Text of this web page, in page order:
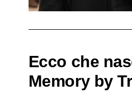
Ecco che
Memory by